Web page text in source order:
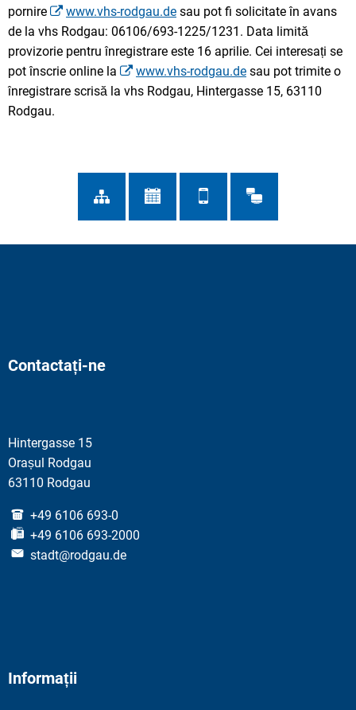
pornire
www.vhs-rodgau.de sau pot fi solicitate în avans
de la vhs Rodgau: 06106/693-1225/1231. Data limită
provizorie pentru înregistrare este 16 aprilie. Cei interesați se
pot înscrie online la
www.vhs-rodgau.de sau pot trimite o
înregistrare scrisă la vhs Rodgau, Hintergasse 15, 63110
Rodgau.
Contactați-ne
Hintergasse 15
Orașul Rodgau
63110 Rodgau
+49 6106 693-0
+49 6106 693-2000
stadt@rodgau.de
Informații